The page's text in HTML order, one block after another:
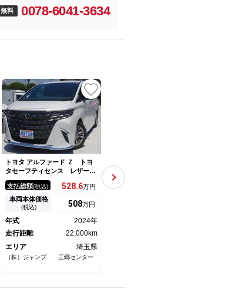
無料 0078-6041-3634
トヨタ アルファード Ｚ トヨ
タセーフティセンス レザーシ
ート 純正１４インチナビ フ
ルセグＴＶ 両側パワースライ
ドドア パワーバックドア ア
ラウンドビューモニター ドラ
０ Ｂｌｕｅｔｏｏｔｈ ＵＳ
Ｂ
支払総額(税込) 528.6万円
車両本体価格
(税込) 508万円
年式
2024年
走行距離
22,000km
エリア
埼玉県
（株）ジャンプ 三郷センター
Ｌサウンド モデリスタ サン
ルーフ １４型ナビ １３型後
席モニター 全方位カメラ ユ
支払総額